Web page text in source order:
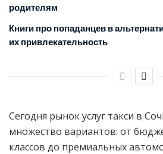
родителям
Книги про попаданцев в
их привлекательность
Сегодня рынок услуг такси в
множество вариантов: от
классов до премиальных